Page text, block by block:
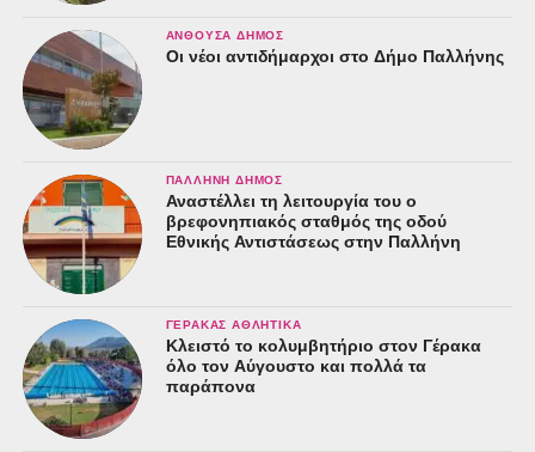
ΑΝΘΟΎΣΑ ΔΉΜΟΣ
Οι νέοι αντιδήμαρχοι στο Δήμο Παλλήνης
ΠΑΛΛΉΝΗ ΔΉΜΟΣ
Αναστέλλει τη λειτουργία του ο
βρεφονηπιακός σταθμός της οδού
Εθνικής Αντιστάσεως στην Παλλήνη
ΓΈΡΑΚΑΣ ΑΘΛΗΤΙΚΆ
Κλειστό το κολυμβητήριο στον Γέρακα
όλο τον Αύγουστο και πολλά τα
παράπονα